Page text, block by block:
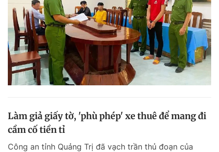
Làm giả giấy tờ, 'phù phép' xe thuê để mang đi
cầm cố tiền tỉ
Công an tỉnh Quảng Trị đã vạch trần thủ đoạn của